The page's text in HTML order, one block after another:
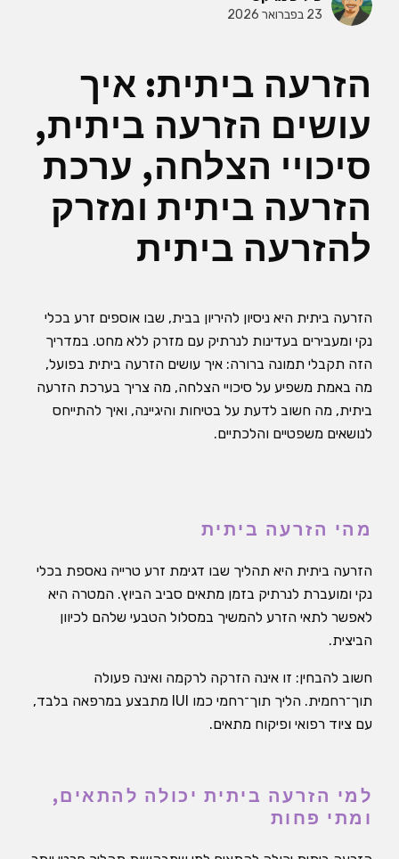
23 בפברואר 2026
הזרעה ביתית: איך
עושים הזרעה ביתית,
סיכויי הצלחה, ערכת
הזרעה ביתית ומזרק
להזרעה ביתית
הזרעה ביתית היא ניסיון להיריון בבית, שבו אוספים זרע בכלי
נקי ומעבירים בעדינות לנרתיק עם מזרק ללא מחט. במדריך
הזה תקבלי תמונה ברורה: איך עושים הזרעה ביתית בפועל,
מה באמת משפיע על סיכויי הצלחה, מה צריך בערכת הזרעה
ביתית, מה חשוב לדעת על בטיחות והיגיינה, ואיך להתייחס
לנושאים משפטיים והלכתיים.
מהי הזרעה ביתית
הזרעה ביתית היא תהליך שבו דגימת זרע טרייה נאספת בכלי
נקי ומועברת לנרתיק בזמן מתאים סביב הביוץ. המטרה היא
לאפשר לתאי הזרע להמשיך במסלול הטבעי שלהם לכיוון
הביצית.
חשוב להבחין: זו אינה הזרקה לרקמה ואינה פעולה
תוך־רחמית. הליך תוך־רחמי כמו IUI מתבצע במרפאה בלבד,
עם ציוד רפואי ופיקוח מתאים.
למי הזרעה ביתית יכולה להתאים,
ומתי פחות